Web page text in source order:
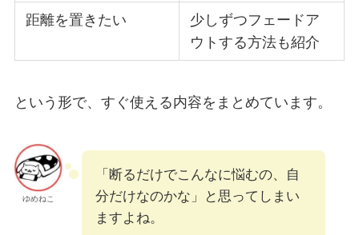
距離を置きたい
少しずつフェードア
ウトする方法も紹介
という形で、すぐ使える内容をまとめています。
ゆめねこ
「断るだけでこんなに悩むの、自
分だけなのかな」と思ってしまい
ますよね。